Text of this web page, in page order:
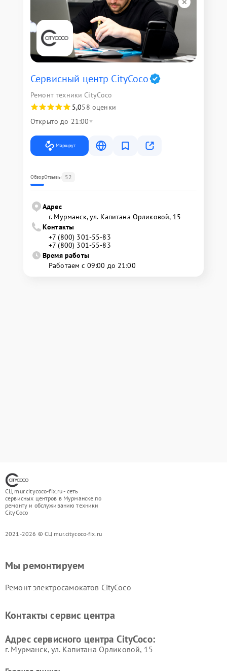
Сервисный центр CityCoco
Ремонт техники CityCoco
5,058 оценки
Открыто до 21:00
Маршрут
ОбзорОтзывы 52
Адрес
г. Мурманск, ул. Капитана Орликовой, 15
Контакты
+7 (800) 301-55-83
+7 (800) 301-55-83
Время работы
Работаем с 09:00 до 21:00
СЦ mur.citycoco-fix.ru - сеть
сервисных центров в Мурманске по
ремонту и обслуживанию техники
CityCoco
2021-2026 © СЦ mur.citycoco-fix.ru
Мы ремонтируем
Ремонт электросамокатов CityCoco
Контакты сервис центра
Адрес сервисного центра CityCoco:
г. Мурманск, ул. Капитана Орликовой, 15